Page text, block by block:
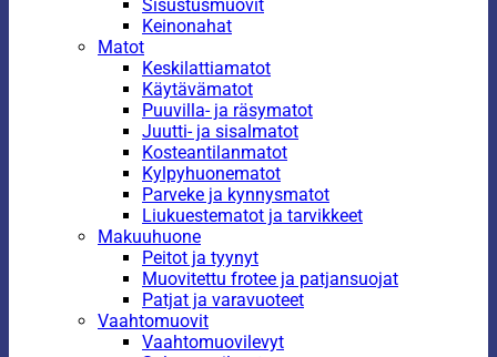
Sisustusmuovit
Keinonahat
Matot
Keskilattiamatot
Käytävämatot
Puuvilla- ja räsymatot
Juutti- ja sisalmatot
Kosteantilanmatot
Kylpyhuonematot
Parveke ja kynnysmatot
Liukuestematot ja tarvikkeet
Makuuhuone
Peitot ja tyynyt
Muovitettu frotee ja patjansuojat
Patjat ja varavuoteet
Vaahtomuovit
Vaahtomuovilevyt